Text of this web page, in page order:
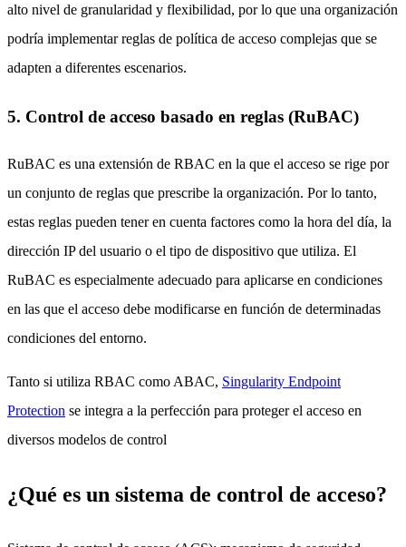
alto nivel de granularidad y flexibilidad, por lo que una organización
podría implementar reglas de política de acceso complejas que se
adapten a diferentes escenarios.
5. Control de acceso basado en reglas (RuBAC)
RuBAC es una extensión de RBAC en la que el acceso se rige por
un conjunto de reglas que prescribe la organización. Por lo tanto,
estas reglas pueden tener en cuenta factores como la hora del día, la
dirección IP del usuario o el tipo de dispositivo que utiliza. El
RuBAC es especialmente adecuado para aplicarse en condiciones
en las que el acceso debe modificarse en función de determinadas
condiciones del entorno.
Tanto si utiliza RBAC como ABAC, Singularity Endpoint
Protection se integra a la perfección para proteger el acceso en
diversos modelos de control
¿Qué es un sistema de control de acceso?